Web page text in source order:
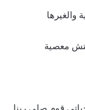
معصية